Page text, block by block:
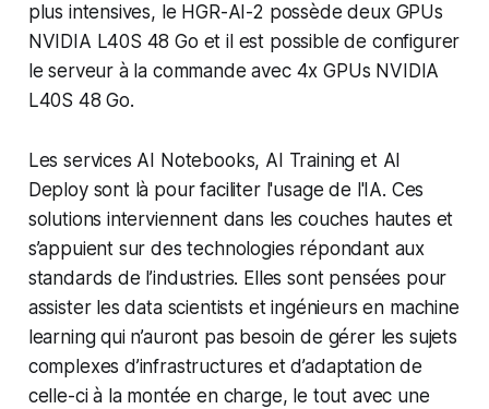
plus intensives, le HGR-AI-2 possède deux GPUs
NVIDIA L40S 48 Go et il est possible de configurer
le serveur à la commande avec 4x GPUs NVIDIA
L40S 48 Go.
Les services AI Notebooks, AI Training et AI
Deploy sont là pour faciliter l'usage de l'IA. Ces
solutions interviennent dans les couches hautes et
s’appuient sur des technologies répondant aux
standards de l’industries. Elles sont pensées pour
assister les data scientists et ingénieurs en machine
learning qui n’auront pas besoin de gérer les sujets
complexes d’infrastructures et d’adaptation de
celle-ci à la montée en charge, le tout avec une